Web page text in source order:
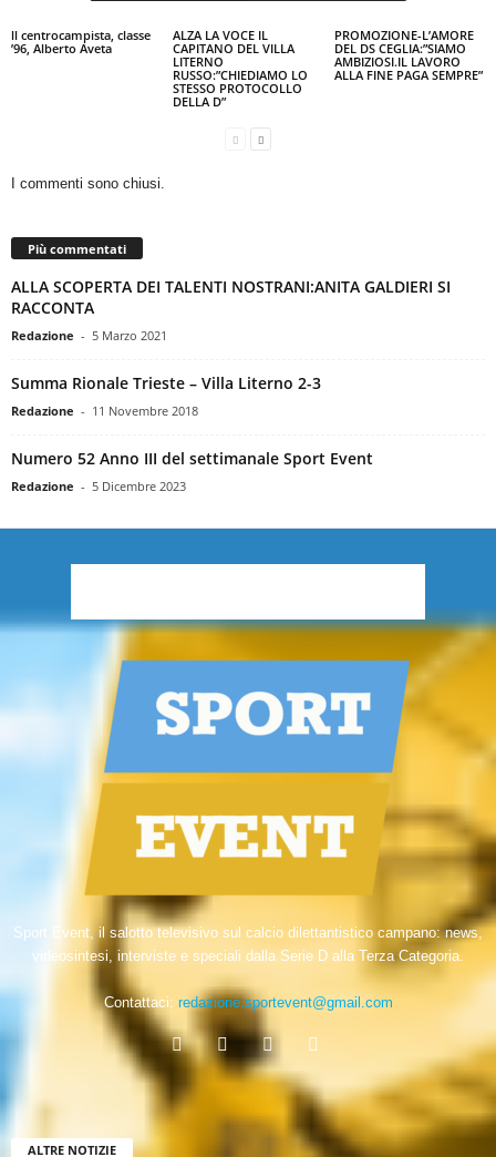
ll centrocampista, classe
’96, Alberto Aveta
ALZA LA VOCE IL
CAPITANO DEL VILLA
LITERNO
RUSSO:”CHIEDIAMO LO
STESSO PROTOCOLLO
DELLA D”
PROMOZIONE-L’AMORE
DEL DS CEGLIA:”SIAMO
AMBIZIOSI.IL LAVORO
ALLA FINE PAGA SEMPRE”
I commenti sono chiusi.
Più commentati
ALLA SCOPERTA DEI TALENTI NOSTRANI:ANITA GALDIERI SI
RACCONTA
Redazione - 5 Marzo 2021
Summa Rionale Trieste – Villa Literno 2-3
Redazione - 11 Novembre 2018
Numero 52 Anno III del settimanale Sport Event
Redazione - 5 Dicembre 2023
Sport Event, il salotto televisivo sul calcio dilettantistico campano: news,
videosintesi, interviste e speciali dalla Serie D alla Terza Categoria.
Contattaci: redazione.sportevent@gmail.com
ALTRE NOTIZIE